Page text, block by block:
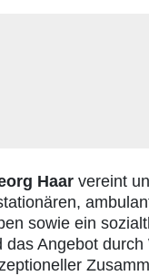
Haar vereint
sowie ein
das Angebot